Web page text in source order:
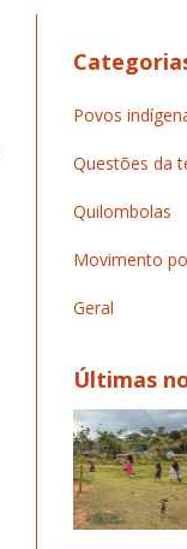
Povos
Questões da
Quilombolas
Movimento
Geral
Últimas